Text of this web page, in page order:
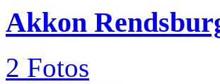
Akkon
2 Fotos